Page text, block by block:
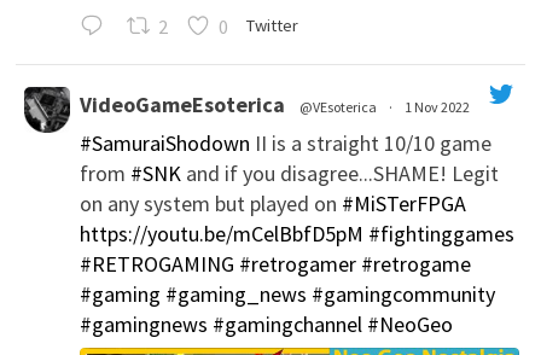
2 0 Twitter
VideoGameEsoterica @VEsoterica · 1 Nov 2022
#SamuraiShodown II is a straight 10/10 game
from #SNKand if you disagree...SHAME! Legit
on any system but played on #MiSTerFPGA
https://youtu.be/mCelBbfD5pM #fightinggames
#RETROGAMING #retrogamer #retrogame
#gaming #gaming_news #gamingcommunity
#gamingnews #gamingchannel #NeoGeo